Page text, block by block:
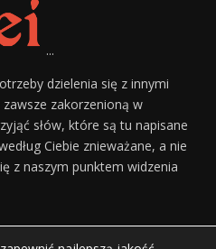
...
dzielenia się z innymi
zakorzenioną w
słów, które są tu napisane
Ciebie znieważane, a nie
z naszym punktem widzenia